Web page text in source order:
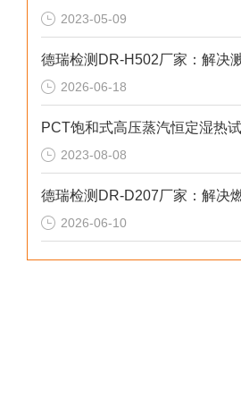
2023-05-09
2026-06-18
2023-08-08
2026-06-10